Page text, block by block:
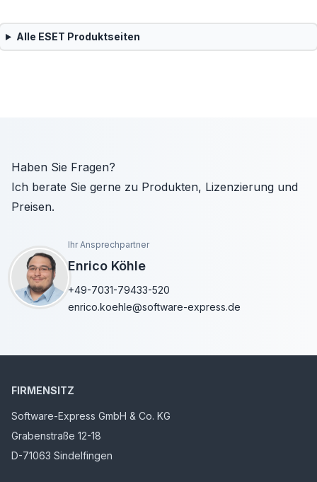
Alle ESET Produktseiten
Haben Sie Fragen?
Ich berate Sie gerne zu Produkten, Lizenzierung und
Preisen.
Ihr Ansprechpartner
Enrico Köhle
+49-7031-79433-520
enrico.koehle@software-express.de
FIRMENSITZ
Software-Express GmbH & Co. KG
Grabenstraße 12-18
D-71063 Sindelfingen